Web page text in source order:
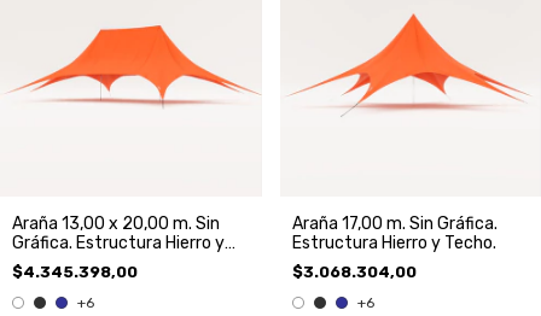
Araña 13,00 x 20,00 m. Sin
Gráfica. Estructura Hierro y
Techo.
$4.345.398,00
+6
Araña 17,00 m. Sin Gráfica.
Estructura Hierro y Techo.
$3.068.304,00
+6